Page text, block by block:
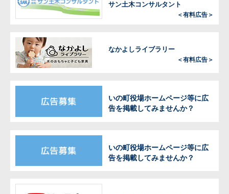
サン土木コンサルタント
＜有料広告＞
なかよしライブラリー
＜有料広告＞
いの町役場ホームページ等に広
告を掲載してみませんか？
いの町役場ホームページ等に広
告を掲載してみませんか？